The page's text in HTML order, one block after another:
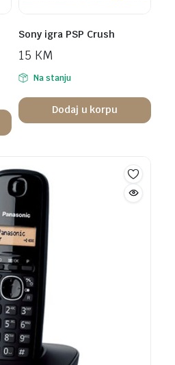
Sony igra PSP Crush
15 KM
Na stanju
Dodaj u korpu